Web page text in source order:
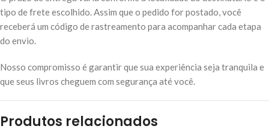
tipo de frete escolhido. Assim que o pedido for postado, você
receberá um código de rastreamento para acompanhar cada etapa
do envio.
Nosso compromisso é garantir que sua experiência seja tranquila e
que seus livros cheguem com segurança até você.
Produtos relacionados